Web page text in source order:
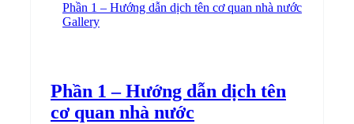
Phần 1 – Hướng dẫn dịch tên cơ quan nhà nước
Gallery
Phần 1 – Hướng dẫn dịch tên
cơ quan nhà nước